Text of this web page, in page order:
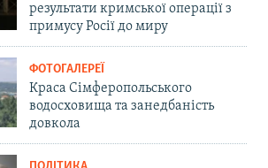
результати кримської операції з
примусу Росії до миру
ФОТОГАЛЕРЕЇ
Краса Сімферопольського
водосховища та занедбаність
довкола